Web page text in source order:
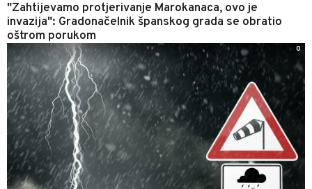
"Zahtijevamo protjerivanje Marokanaca, ovo je
invazija": Gradonačelnik španskog grada se obratio
oštrom porukom
0